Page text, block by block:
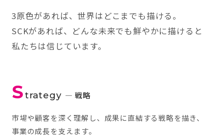
3原色があれば、世界はどこまでも描ける。
SCKがあれば、どんな未来でも鮮やかに描けると
私たちは信じています。
Strategy — 戦略
市場や顧客を深く理解し、成果に直結する戦略を描き、
事業の成長を支えます。